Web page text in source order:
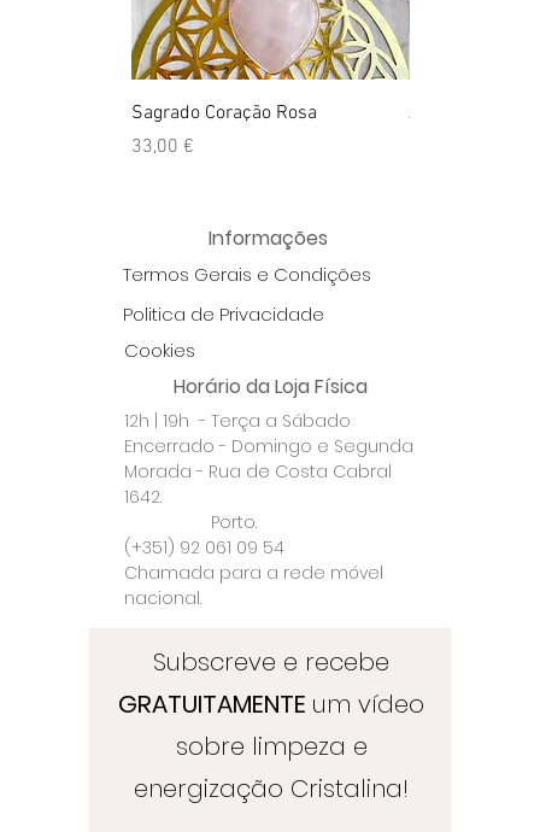
Sagrado Coração Rosa
Preço
33,00 €
Ágata Crazy
Informações
Termos Gerais e Condições
Politica de Privacidade
Cookies
Horário da Loja Física
12h | 19h - Terça a Sábado
Encerrado - Domingo e Segunda
Morada - Rua de Costa Cabral
1642.
Porto.
(+351) 92 061 09 54
Chamada para a rede móvel
nacional.
Subscreve e recebe
GRATUITAMENTE um vídeo
sobre limpeza e
energização Cristalina!